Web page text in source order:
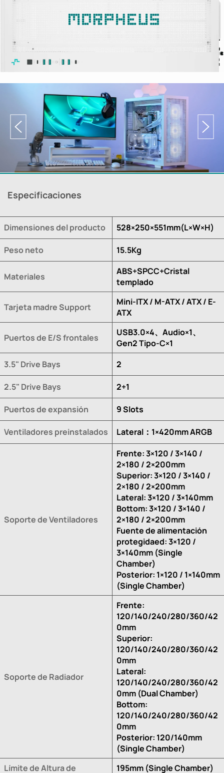
Especificaciones
Dimensiones del producto 528×250×551mm(L×W×H)
Peso neto 15.5Kg
Materiales
ABS+SPCC+Cristal
templado
Tarjeta madre Support
Mini-ITX / M-ATX / ATX / E-
ATX
Puertos de E/S frontales
USB3.0×4、Audio×1、
Gen2 Tipo-C×1
3.5" Drive Bays
2
2.5" Drive Bays 2+1
Puertos de expansión 9 Slots
Ventiladores preinstalados Lateral：1×420mm ARGB
Soporte de Ventiladores
Frente: 3×120 / 3×140 /
2×180 / 2×200mm
Superior: 3×120 / 3×140 /
2×180 / 2×200mm
Lateral: 3×120 / 3×140mm
Bottom: 3×120 / 3×140 /
2×180 / 2×200mm
Fuente de alimentación
protegidaed: 3×120 /
3×140mm (Single
Chamber)
Posterior: 1×120 / 1×140mm
(Single Chamber)
Soporte de Radiador
Frente:
120/140/240/280/360/42
0mm
Superior:
120/140/240/280/360/42
0mm
Lateral:
120/140/240/280/360/42
0mm (Dual Chamber)
Bottom:
120/140/240/280/360/42
0mm
Posterior: 120/140mm
(Single Chamber)
Límite de Altura de
195mm (Single Chamber)